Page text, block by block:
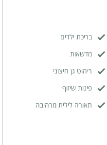
בריכת ילדים
מדשאות
ריהוט גן חיצוני
פינות שיזוף
תאורה לילית מרהיבה